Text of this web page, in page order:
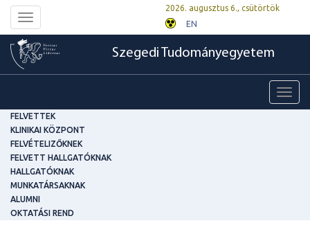
Toggle
navigation
2026. augusztus 6., csütörtök
EN
Szegedi Tudományegyetem
FELVETTEK
KLINIKAI KÖZPONT
FELVÉTELIZŐKNEK
FELVETT HALLGATÓKNAK
HALLGATÓKNAK
MUNKATÁRSAKNAK
ALUMNI
OKTATÁSI REND